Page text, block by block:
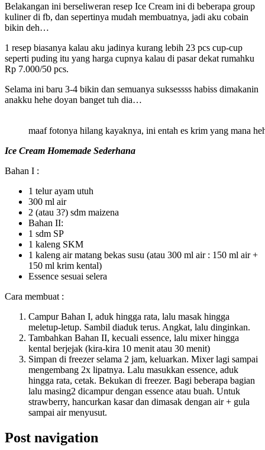
Belakangan ini berseliweran resep Ice Cream ini di beberapa group
kuliner di fb, dan sepertinya mudah membuatnya, jadi aku cobain
bikin deh…
1 resep biasanya kalau aku jadinya kurang lebih 23 pcs cup-cup
seperti puding itu yang harga cupnya kalau di pasar dekat rumahku
Rp 7.000/50 pcs.
Selama ini baru 3-4 bikin dan semuanya suksessss habiss dimakanin
anakku hehe doyan banget tuh dia…
maaf fotonya hilang kayaknya, ini entah es krim yang mana
Ice Cream Homemade Sederhana
Bahan I :
1 telur ayam utuh
300 ml air
2 (atau 3?) sdm maizena
Bahan II:
1 sdm SP
1 kaleng SKM
1 kaleng air matang bekas susu (atau 300 ml air : 150 ml air +
150 ml krim kental)
Essence sesuai selera
Cara membuat :
Campur Bahan I, aduk hingga rata, lalu masak hingga
meletup-letup. Sambil diaduk terus. Angkat, lalu dinginkan.
Tambahkan Bahan II, kecuali essence, lalu mixer hingga
kental berjejak (kira-kira 10 menit atau 30 menit)
Simpan di freezer selama 2 jam, keluarkan. Mixer lagi sampai
mengembang 2x lipatnya. Lalu masukkan essence, aduk
hingga rata, cetak. Bekukan di freezer. Bagi beberapa bagian
lalu masing2 dicampur dengan essence atau buah. Untuk
strawberry, hancurkan kasar dan dimasak dengan air + gula
sampai air menyusut.
Post navigation